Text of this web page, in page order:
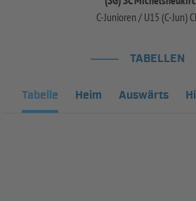
C-Junioren / U15 (C-Jun)
TABELLEN
Tabelle Heim Auswärts